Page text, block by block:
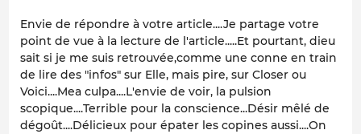
Envie de répondre à votre article....Je partage votre
point de vue à la lecture de l'article.....Et pourtant, dieu
sait si je me suis retrouvée,comme une conne en train
de lire des "infos" sur Elle, mais pire, sur Closer ou
Voici....Mea culpa....L'envie de voir, la pulsion
scopique....Terrible pour la conscience...Désir mêlé de
dégoût....Délicieux pour épater les copines aussi....On